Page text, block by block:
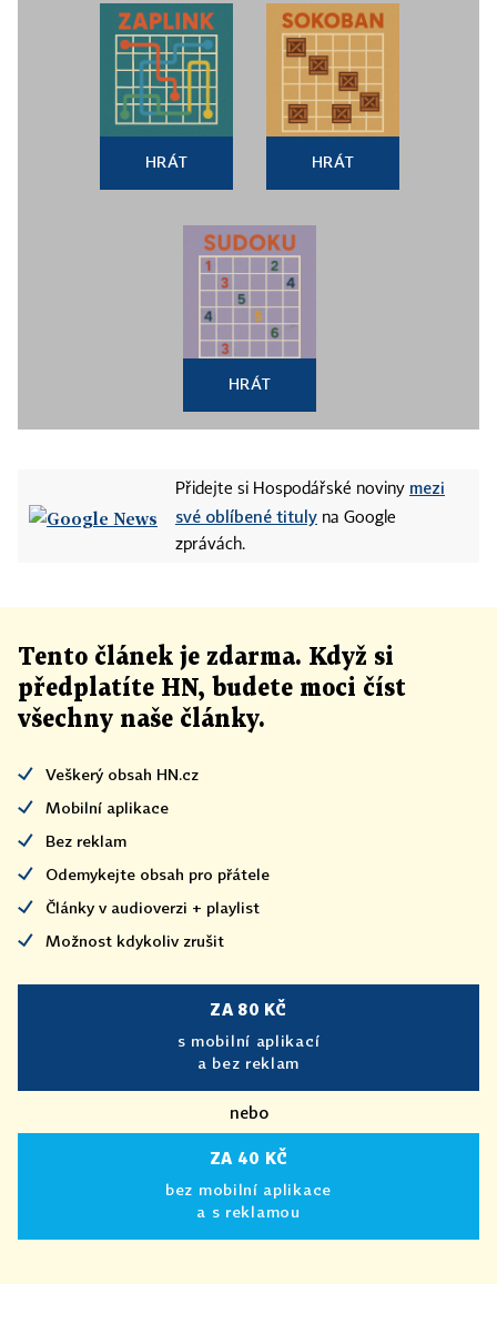
HRÁT HRÁT
HRÁT
Přidejte si Hospodářské noviny mezi
své oblíbené tituly na Google
zprávách.
Tento článek je zdarma. Když si
předplatíte HN, budete moci číst
všechny naše články.
Veškerý obsah HN.cz
Mobilní aplikace
Bez reklam
Odemykejte obsah pro přátele
Články v audioverzi + playlist
Možnost kdykoliv zrušit
ZA 80 KČ
s mobilní aplikací
a bez reklam
nebo
ZA 40 KČ
bez mobilní aplikace
a s reklamou